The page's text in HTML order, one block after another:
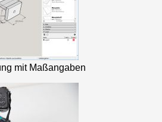
mit Maßangaben